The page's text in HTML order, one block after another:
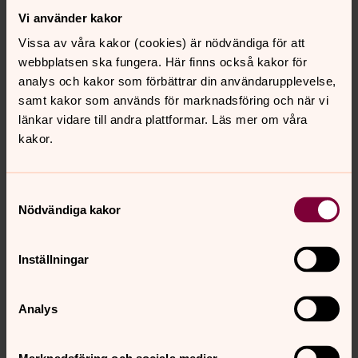
Vi använder kakor
Vissa av våra kakor (cookies) är nödvändiga för att
webbplatsen ska fungera. Här finns också kakor för
analys och kakor som förbättrar din användarupplevelse,
samt kakor som används för marknadsföring och när vi
länkar vidare till andra plattformar. Läs mer om våra
kakor.
Nödvändiga kakor
Inställningar
Analys
livsåskådningsvetenskap vid Högskolan i Gävle och
Trollhättan.
Här kan du gratis ladda ner tre kapitel ur detta nummer:
Mikael Kurkiala- Öppning
Isabella Lövin
Beställ tryckt utgåva
direkt från Artos förlag. Följ länkarna i listan nedan för att